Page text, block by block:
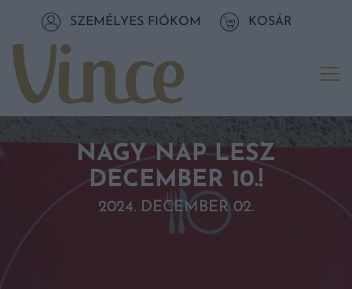
Tovább a tartalomhozSZEMÉLYES FIÓKOM KOSÁR
NAGY NAP LESZ
DECEMBER 10.!
2024. DECEMBER 02.